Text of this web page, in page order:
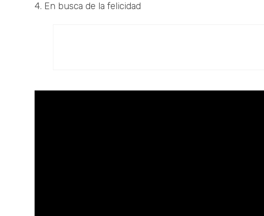
4. En busca de la felicidad